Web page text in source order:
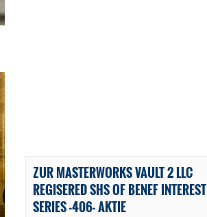
ZUR MASTERWORKS VAULT 2 LLC
REGISERED SHS OF BENEF INTEREST
SERIES -406- AKTIE